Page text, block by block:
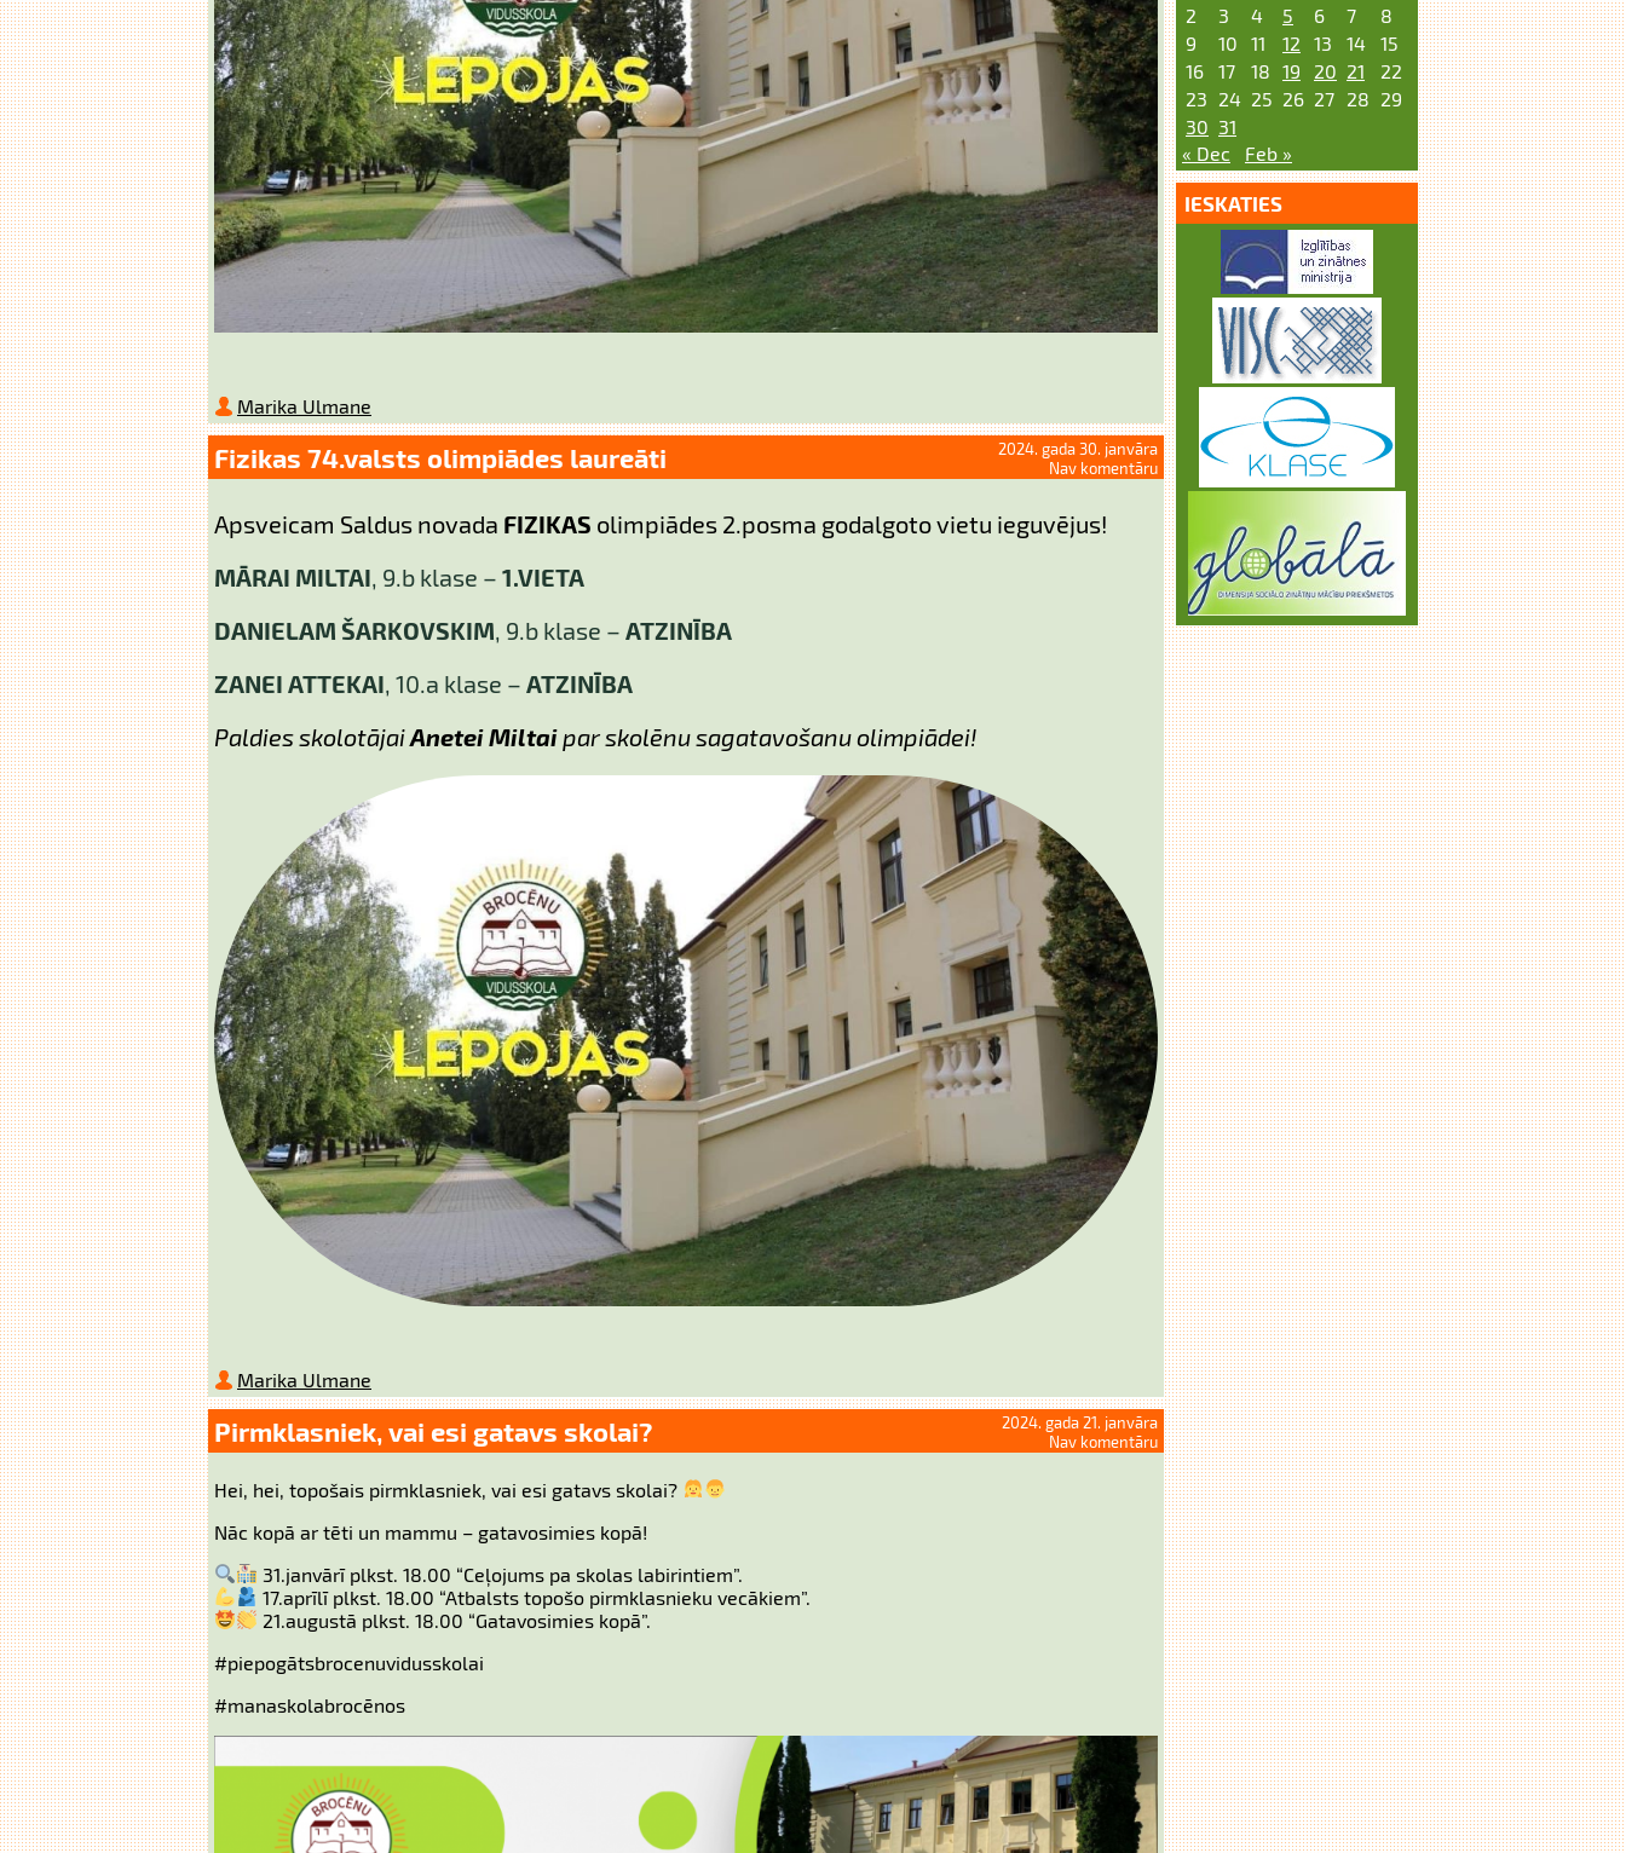
Marika Ulmane
Fizikas 74.valsts olimpiādes laureāti
2024. gada 30. janvāra
Nav komentāru
Apsveicam Saldus novada FIZIKAS olimpiādes 2.posma godalgoto vietu ieguvējus!
MĀRAI MILTAI, 9.b klase – 1.VIETA
DANIELAM ŠARKOVSKIM, 9.b klase – ATZINĪBA
ZANEI ATTEKAI, 10.a klase – ATZINĪBA
Paldies skolotājaiAnetei Miltai par skolēnu sagatavošanu olimpiādei!
Marika Ulmane
Pirmklasniek, vai esi gatavs skolai?
2024. gada 21. janvāra
Nav komentāru
Hei, hei, topošais pirmklasniek, vai esi gatavs skolai?
Nāc kopā ar tēti un mammu – gatavosimies kopā!
31.janvārī plkst. 18.00 “Ceļojums pa skolas labirintiem”.
17.aprīlī plkst. 18.00 “Atbalsts topošo pirmklasnieku vecākiem”.
21.augustā plkst. 18.00 “Gatavosimies kopā”.
#piepogātsbrocenuvidusskolai
#manaskolabrocēnos
2
3 4 5 6 7
8
9
10 11 12 13 14
15
16
17 18 19 20 21
22
23 24 25 26 27 28 29
30 31
« Dec
Feb »
IESKATIES